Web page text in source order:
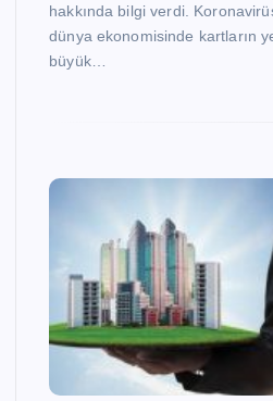
hakkında bilgi verdi.
dünya ekonomisinde kartların
büyük…